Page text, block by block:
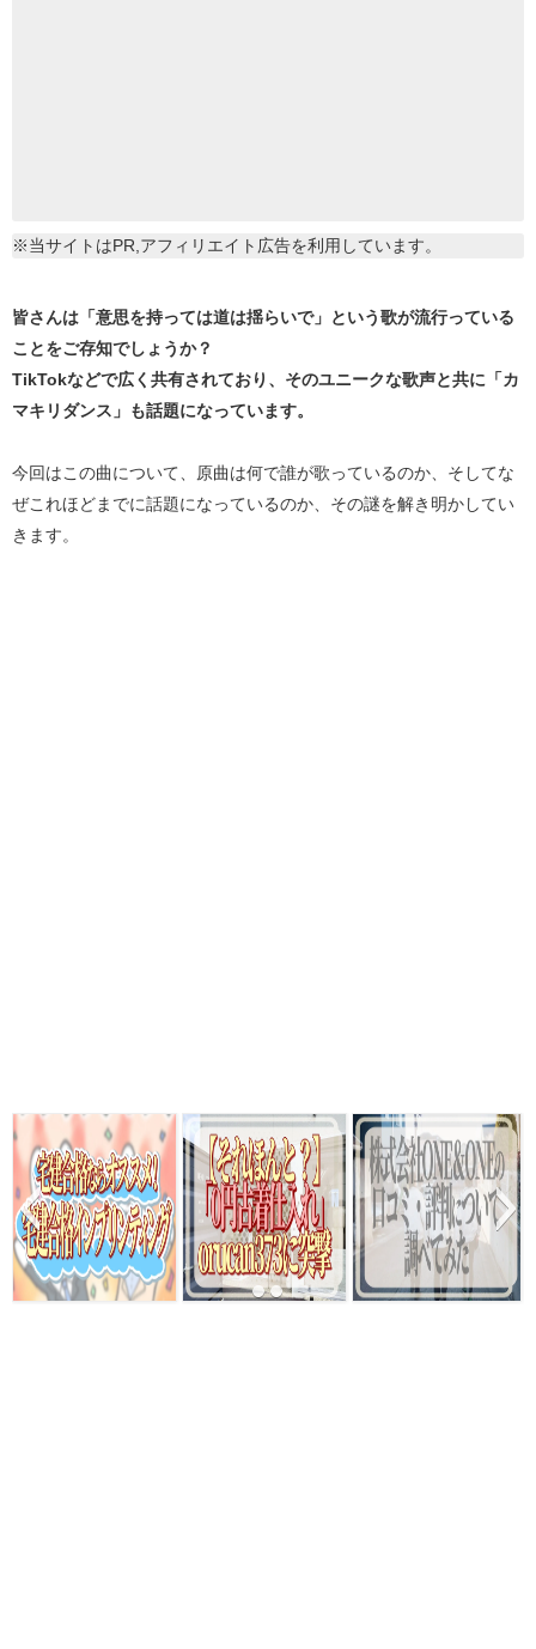
※当サイトはPR,アフィリエイト広告を利用しています。
皆さんは「意思を持っては道は揺らいで」という歌が流行っている
ことをご存知でしょうか？
TikTokなどで広く共有されており、そのユニークな歌声と共に「カ
マキリダンス」も話題になっています。
今回はこの曲について、原曲は何で誰が歌っているのか、そしてな
ぜこれほどまでに話題になっているのか、その謎を解き明かしてい
きます。